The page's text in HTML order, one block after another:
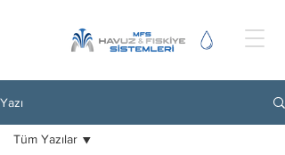
Yazı
Tüm Yazılar